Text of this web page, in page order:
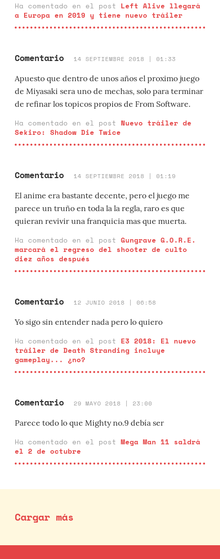
Ha comentado en el post Left Alive llegará
a Europa en 2019 y tiene nuevo tráiler
Comentario 14 SEPTIEMBRE 2018 | 01:33
Apuesto que dentro de unos años el proximo juego
de Miyasaki sera uno de mechas, solo para terminar
de refinar los topicos propios de From Software.
Ha comentado en el post Nuevo tráiler de
Sekiro: Shadow Die Twice
Comentario 14 SEPTIEMBRE 2018 | 01:19
El anime era bastante decente, pero el juego me
parece un truño en toda la la regla, raro es que
quieran revivir una franquicia mas que muerta.
Ha comentado en el post Gungrave G.O.R.E.
marcará el regreso del shooter de culto
diez años después
Comentario 12 JUNIO 2018 | 06:58
Yo sigo sin entender nada pero lo quiero
Ha comentado en el post E3 2018: El nuevo
tráiler de Death Stranding incluye
gameplay... ¿no?
Comentario 29 MAYO 2018 | 23:00
Parece todo lo que Mighty no.9 debía ser
Ha comentado en el post Mega Man 11 saldrá
el 2 de octubre
Cargar más